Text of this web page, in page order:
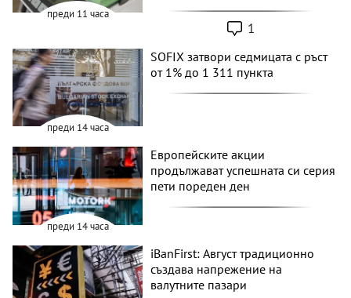
преди 11 часа
1
преди 14 часа
SOFIX затвори седмицата с ръст
от 1% до 1 311 пункта
преди 14 часа
Европейските акции
продължават успешната си серия
пети пореден ден
iBanFirst: Август традиционно
създава напрежение на
валутните пазари